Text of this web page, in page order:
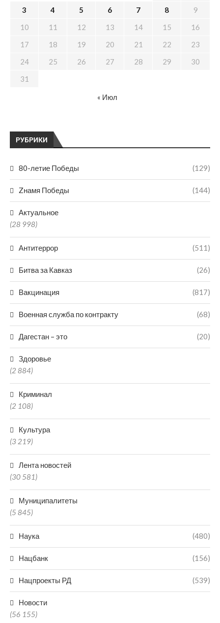
РУБРИКИ
80-летие Победы (129)
Zнамя Победы (144)
Актуальное
(28 998)
Антитеррор (511)
Битва за Кавказ (26)
Вакцинация (817)
Военная служба по контракту (68)
Дагестан – это (20)
Здоровье
(2 884)
Криминал
(2 108)
Культура
(3 219)
Лента новостей
(30 581)
Муниципалитеты
(5 845)
Наука (480)
Нацбанк (156)
Нацпроекты РД (539)
Новости
(56 155)
3
4 5 6 7 8
9
10
11 12 13 14 15
16
17
18 19 20 21 22
23
24
25 26 27 28 29
30
31
« Июл